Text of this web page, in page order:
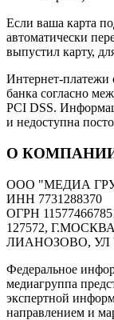
Если ваша карта
автоматически
выпустил карту,
Интернет-платежи
банка согласно
PCI DSS.
и недоступна
О
ООО "МЕДИА
ИНН 7731288370
ОГРН
127572,
ЛИАНОЗОВО, УЛ
Федеральное
медиагруппа
экспертной
направлением и